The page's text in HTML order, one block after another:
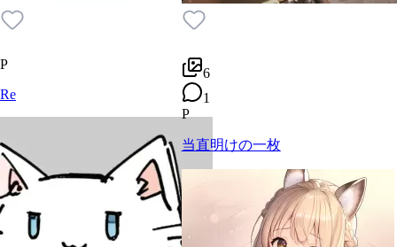
P
Re
6
1
P
当直明けの一枚